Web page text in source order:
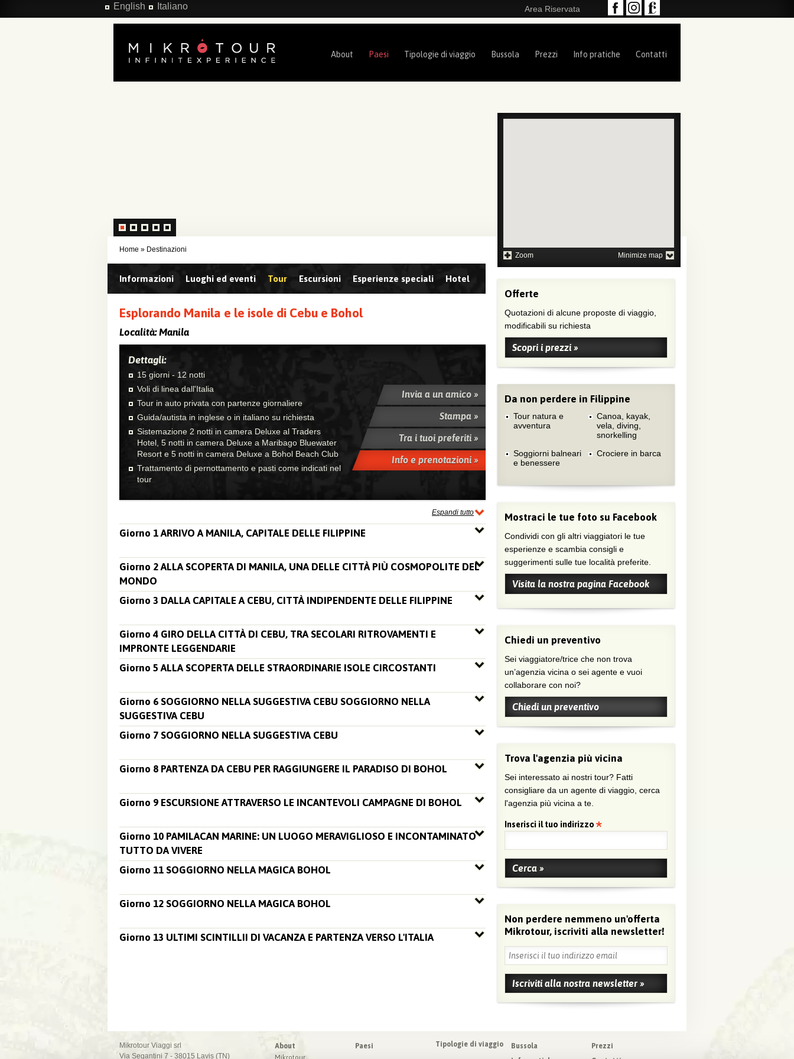
Salta al contenuto principale Area Riservata
English Italiano
About Paesi Tipologie di viaggio Bussola Prezzi Info pratiche Contatti
Home » Destinazioni
Informazioni Luoghi ed eventi Tour Escursioni Esperienze speciali Hotel
Esplorando Manila e le isole di Cebu e Bohol
Località:Manila
Dettagli:
15 giorni - 12 notti
Voli di linea dall'Italia
Tour in auto privata con partenze giornaliere
Guida/autista in inglese o in italiano su richiesta
Sistemazione 2 notti in camera Deluxe al Traders
Hotel, 5 notti in camera Deluxe a Maribago Bluewater
Resort e 5 notti in camera Deluxe a Bohol Beach Club
Trattamento di pernottamento e pasti come indicati nel
tour
Invia a un amico »
Stampa »
Tra i tuoi preferiti »
Info e prenotazioni »
Espandi tutto
Giorno 1 ARRIVO A MANILA, CAPITALE DELLE FILIPPINE
Giorno 2 ALLA SCOPERTA DI MANILA, UNA DELLE CITTÀ PIÙ COSMOPOLITE DEL
MONDO
Giorno 3 DALLA CAPITALE A CEBU, CITTÀ INDIPENDENTE DELLE FILIPPINE
Giorno 4 GIRO DELLA CITTÀ DI CEBU, TRA SECOLARI RITROVAMENTI E
IMPRONTE LEGGENDARIE
Giorno 5 ALLA SCOPERTA DELLE STRAORDINARIE ISOLE CIRCOSTANTI
Giorno 6 SOGGIORNO NELLA SUGGESTIVA CEBU SOGGIORNO NELLA
SUGGESTIVA CEBU
Giorno 7 SOGGIORNO NELLA SUGGESTIVA CEBU
Giorno 8 PARTENZA DA CEBU PER RAGGIUNGERE IL PARADISO DI BOHOL
Giorno 9 ESCURSIONE ATTRAVERSO LE INCANTEVOLI CAMPAGNE DI BOHOL
Giorno 10 PAMILACAN MARINE: UN LUOGO MERAVIGLIOSO E INCONTAMINATO
TUTTO DA VIVERE
Giorno 11 SOGGIORNO NELLA MAGICA BOHOL
Giorno 12 SOGGIORNO NELLA MAGICA BOHOL
Giorno 13 ULTIMI SCINTILLII DI VACANZA E PARTENZA VERSO L'ITALIA
Zoom Minimize map
Offerte
Quotazioni di alcune proposte di viaggio,
modificabili su richiesta
Scopri i prezzi »
Da non perdere in Filippine
Tour natura e
avventura
Canoa, kayak,
vela, diving,
snorkelling
Soggiorni balneari
e benessere
Crociere in barca
Mostraci le tue foto su Facebook
Condividi con gli altri viaggiatori le tue
esperienze e scambia consigli e
suggerimenti sulle tue località preferite.
Visita la nostra pagina Facebook
Chiedi un preventivo
Sei viaggiatore/trice che non trova
un’agenzia vicina o sei agente e vuoi
collaborare con noi?
Chiedi un preventivo
Trova l'agenzia più vicina
Sei interessato ai nostri tour? Fatti
consigliare da un agente di viaggio, cerca
l'agenzia più vicina a te.
Inserisci il tuo indirizzo
Non perdere nemmeno un'offerta
Mikrotour, iscriviti alla newsletter!
Mikrotour Viaggi srl
Via Segantini 7 - 38015 Lavis (TN)
About
Mikrotour
Paesi Tipologie di viaggio Bussola
Prezzi